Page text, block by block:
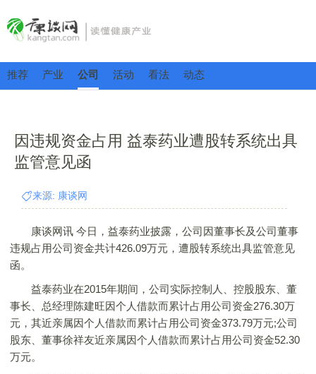
推荐 产业 公司 活动 看法 动态
因违规资金占用 益泰药业遭股转系统出具
监管意见函
来源: 康谈网
康谈网讯 今日，益泰药业披露，公司因董事长及公司董事
违规占用公司资金共计426.09万元，遭股转系统出具监管意见
函。
益泰药业在2015年期间，公司实际控制人、控股股东、董
事长、总经理陈建旺因个人借款而累计占用公司资金276.30万
元，其近亲属因个人借款而累计占用公司资金373.79万元;公司
股东、董事徐祥友近亲属因个人借款而累计占用公司资金52.30
万元。